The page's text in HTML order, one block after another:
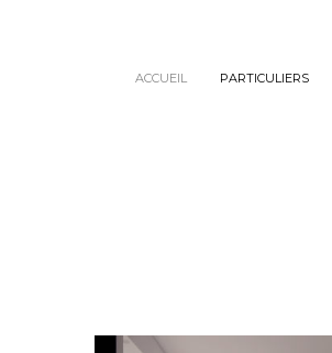
ACCUEIL PARTICULIERS